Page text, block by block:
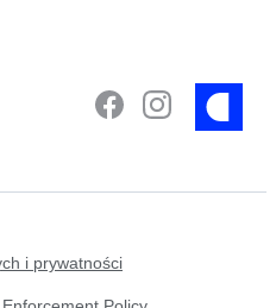
i prywatności